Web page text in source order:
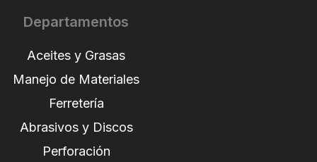
Departamentos
Aceites y Grasas
Manejo de Materiales
Ferretería
Abrasivos y Discos
Perforación